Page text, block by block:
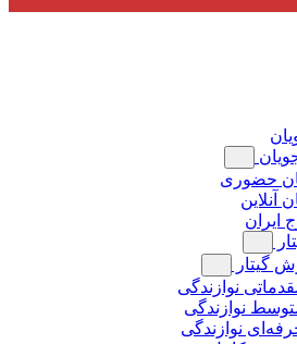
حضوری
آنلاین
ایران
گیتار
نوازندگی
نوازندگی
نوازندگی